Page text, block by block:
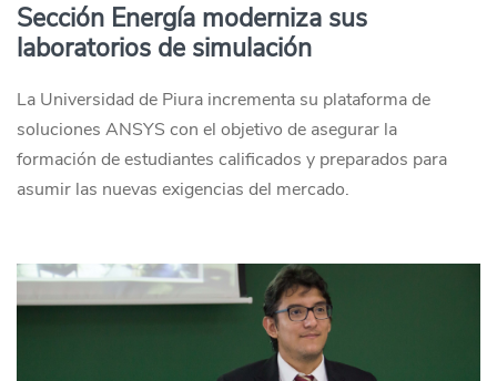
Sección Energía moderniza sus
laboratorios de simulación
La Universidad de Piura incrementa su plataforma de
soluciones ANSYS con el objetivo de asegurar la
formación de estudiantes calificados y preparados para
asumir las nuevas exigencias del mercado.